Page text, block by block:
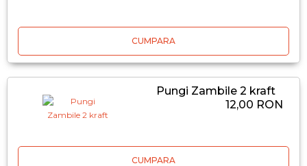
CUMPARA
Pungi Zambile 2 kraft
12,00 RON
CUMPARA